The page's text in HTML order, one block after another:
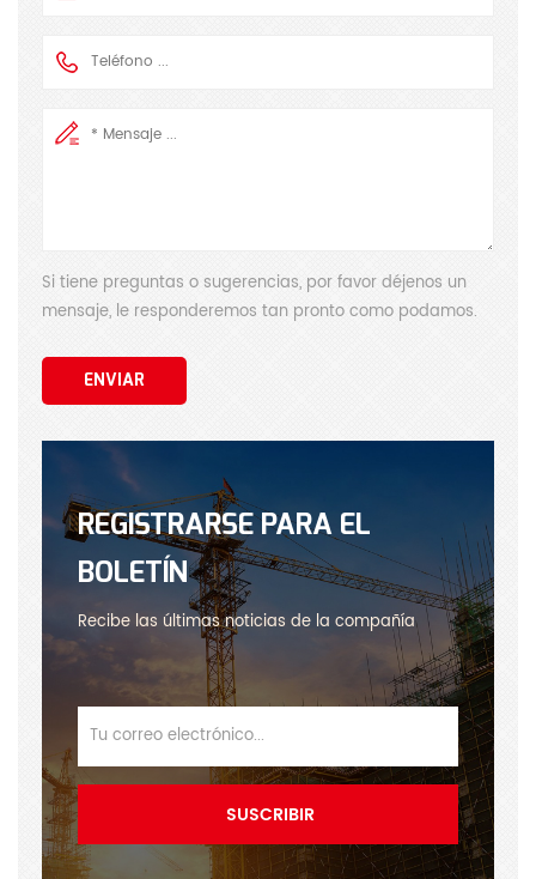
Si tiene preguntas o sugerencias, por favor déjenos un
mensaje, le responderemos tan pronto como podamos.
ENVIAR
REGISTRARSE PARA EL
BOLETÍN
Recibe las últimas noticias de la compañía
SUSCRIBIR